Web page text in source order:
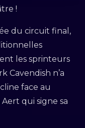
!
du circuit final,
les sprinteurs
Cavendish n’a
face au
qui signe sa